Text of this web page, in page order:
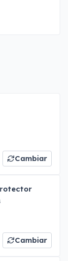
Cambiar
Cambiar